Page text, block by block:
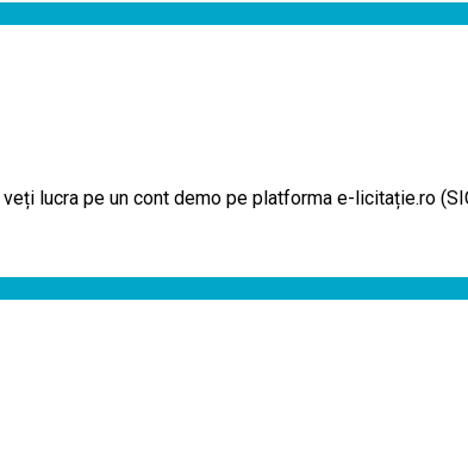
lucra pe un cont demo pe platforma e-licitație.ro